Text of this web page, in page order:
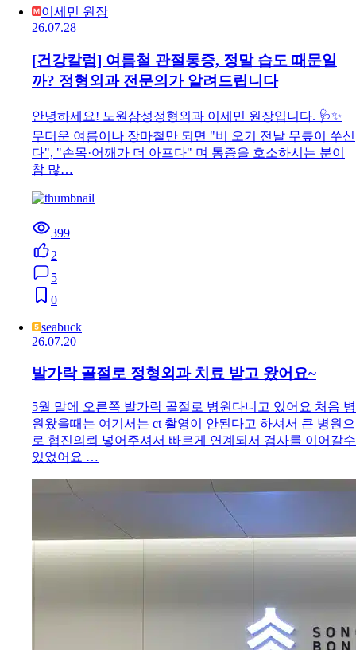
이세민 원장
26.07.28
[건강칼럼] 여름철 관절통증, 정말 습도 때문일
까? 정형외과 전문의가 알려드립니다
안녕하세요! 노원삼성정형외과 이세민 원장입니다. 🩺✨
무더운 여름이나 장마철만 되면 "비 오기 전날 무릎이 쑤신
다", "손목·어깨가 더 아프다" 며 통증을 호소하시는 분이
참 많…
399
2
5
0
seabuck
26.07.20
발가락 골절로 정형외과 치료 받고 왔어요~
5월 말에 오른쪽 발가락 골절로 병원다니고 있어요 처음 병
원왔을때는 여기서는 ct 촬영이 안된다고 하셔서 큰 병원으
로 협진의뢰 넣어주셔서 빠르게 연계되서 검사를 이어갈수
있었어요 …